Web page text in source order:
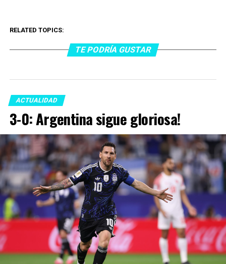
RELATED TOPICS:
TE PODRÍA GUSTAR
ACTUALIDAD
3-0: Argentina sigue gloriosa!